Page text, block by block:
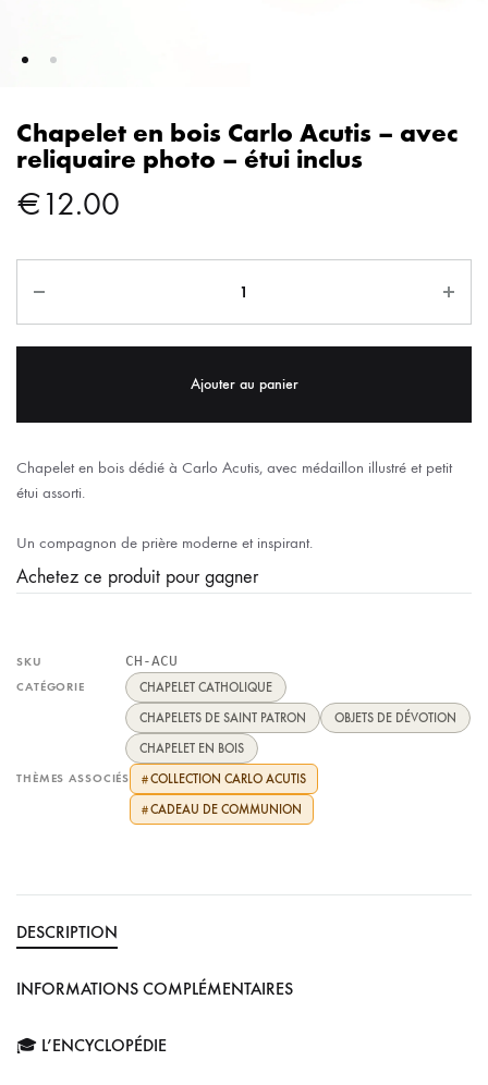
Chapelet en bois Carlo Acutis – avec
reliquaire photo – étui inclus
€12.00
Ajouter au panier
Chapelet en bois dédié à Carlo Acutis, avec médaillon illustré et petit
étui assorti.
Un compagnon de prière moderne et inspirant.
Achetez ce produit pour gagner
SKU CH-ACU
CATÉGORIE
CHAPELET CATHOLIQUE
CHAPELETS DE SAINT PATRON
OBJETS DE DÉVOTION
CHAPELET EN BOIS
THÈMES ASSOCIÉS #COLLECTION CARLO ACUTIS
#CADEAU DE COMMUNION
DESCRIPTION
INFORMATIONS COMPLÉMENTAIRES
🎓 L’ENCYCLOPÉDIE